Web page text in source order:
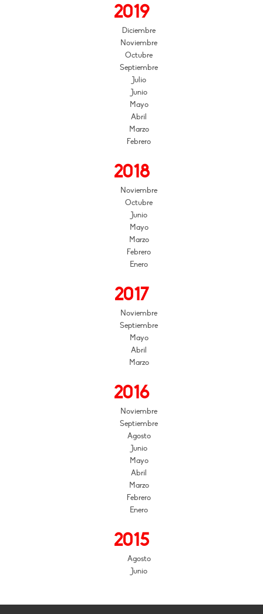
2019
Diciembre
Noviembre
Octubre
Septiembre
Julio
Junio
Mayo
Abril
Marzo
Febrero
2018
Noviembre
Octubre
Junio
Mayo
Marzo
Febrero
Enero
2017
Noviembre
Septiembre
Mayo
Abril
Marzo
2016
Noviembre
Septiembre
Agosto
Junio
Mayo
Abril
Marzo
Febrero
Enero
2015
Agosto
Junio